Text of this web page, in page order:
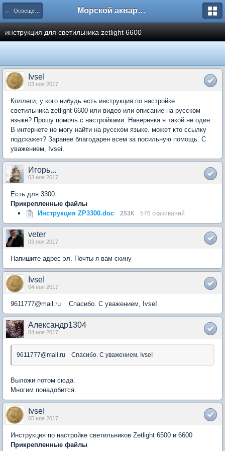
← Освещение морских аквариумов Морской аквариум. Форумы ReefCentral.ru
инструкция для светильника zetlight 6600
IvseI
03 ноя 2017
Коллеги, у кого нибудь есть инструкция по настройке
светильника zetlight 6600 или видео или описание на русском
языке? Прошу помочь с настройками. Наверняка я такой не один.
В интернете не могу найти на русском языке. может кто ссылку
подскажет? Заранее благодарен всем за посильную помощь. С
уважением, Ivsei.
Игорь...
03 ноя 2017
Есть для 3300.
Прикрепленные файлы
Инструкция ZP3300.doc
253К 576 скачиваний
veter
03 ноя 2017
Напишите адрес эл. Почты я вам скину
IvseI
04 ноя 2017
9611777@mail.ru Спасибо. С уважением, IvseI
Александр1304
04 ноя 2017
9611777@mail.ru Спасибо. С уважением, IvseI
Выложи потом сюда.
Многим понадобится.
IvseI
05 ноя 2017
Инструкция по настройке светильников Zetlight 6500 и 6600
Прикрепленные файлы